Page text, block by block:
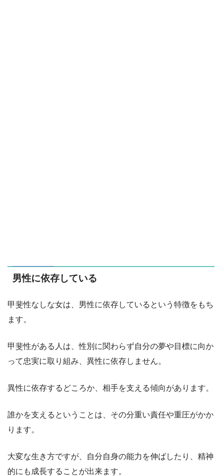
男性に依存している
甲斐性なしな女は、男性に依存しているという特徴をもち
ます。
甲斐性がある人は、性別に関わらず自分の夢や目標に向か
って忠実に取り組み、異性に依存しません。
異性に依存するどころか、相手を支える傾向があります。
誰かを支えるということは、その分重い責任や重圧がかか
ります。
大変な生き方ですが、自分自身の能力を伸ばしたり、精神
的にも成長することが出来ます。